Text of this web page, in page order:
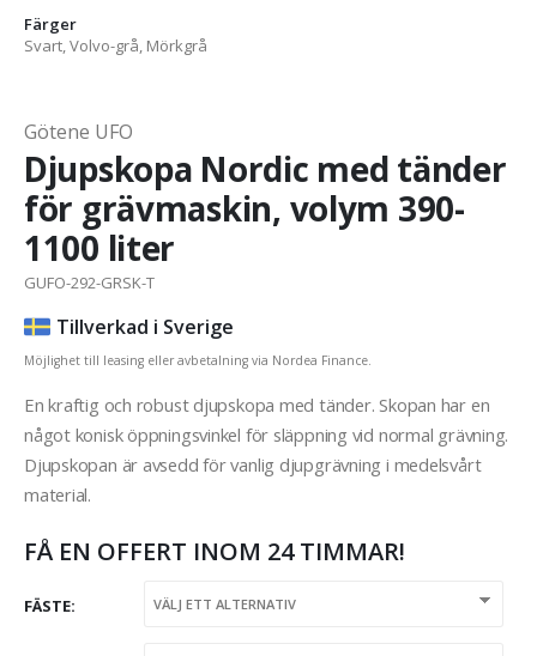
Färger
Svart, Volvo-grå, Mörkgrå
Götene UFO
Djupskopa Nordic med tänder
för grävmaskin, volym 390-
1100 liter
GUFO-292-GRSK-T
Tillverkad i Sverige
Möjlighet till leasing eller avbetalning via Nordea Finance.
En kraftig och robust djupskopa med tänder. Skopan har en
något konisk öppningsvinkel för släppning vid normal grävning.
Djupskopan är avsedd för vanlig djupgrävning i medelsvårt
material.
FÅ EN OFFERT INOM 24 TIMMAR!
FÄSTE